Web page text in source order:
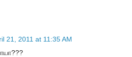
21, 2011 at 11:35 AM